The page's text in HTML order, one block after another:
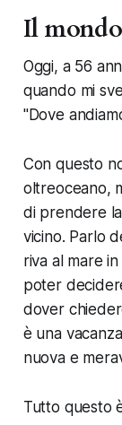
Il
Oggi, a 56
quando mi
"Dove
Con questo
oltreoceano,
di prendere
vicino. Parlo
riva al mare
poter
dover
è una
nuova e
Tutto questo